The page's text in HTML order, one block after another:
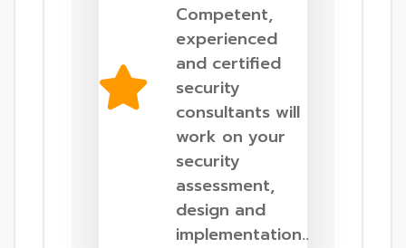
Competent,
experienced
and certified
security
consultants will
work on your
security
assessment,
design and
implementation..